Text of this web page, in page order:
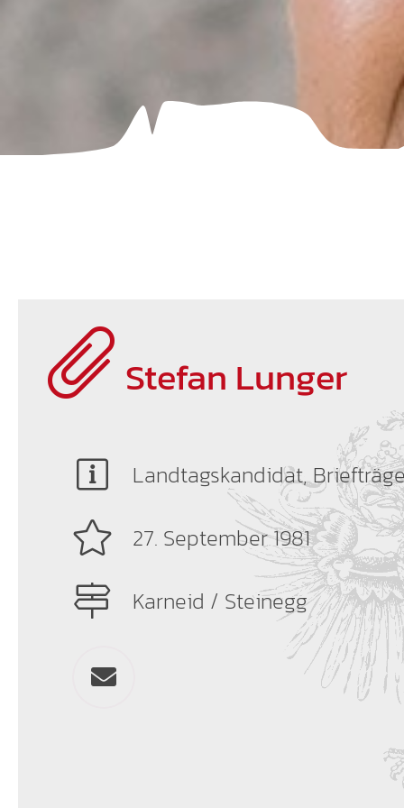
Stefan Lunger
Landtagskandidat,
27. September 1981
Karneid / Steinegg